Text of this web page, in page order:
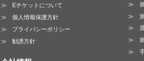
Eチケットについて
個人情報保護方針
プライバシーポリシー
勧誘方針